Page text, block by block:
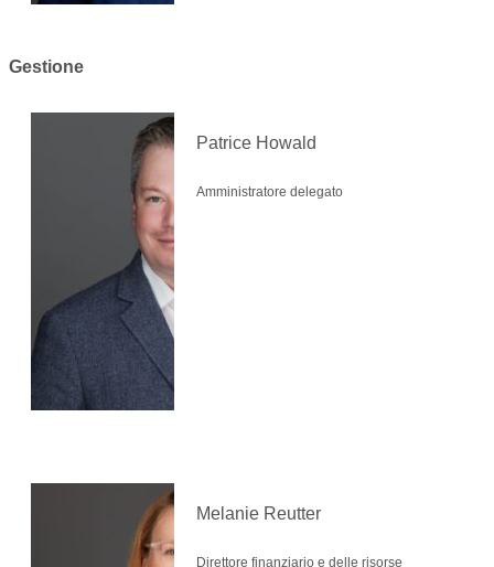
Gestione
Patrice Howald
Amministratore delegato
Melanie Reutter
Direttore finanziario e delle risorse